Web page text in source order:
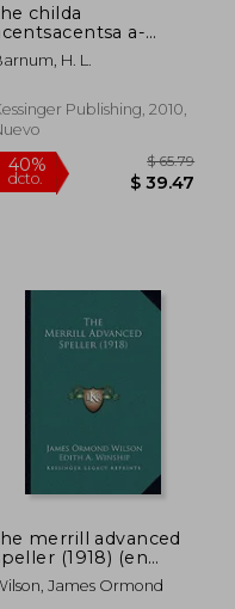
dcto. $
childa
a-
acentss third
of spelling and
H. L.
Publishing, 2010,
merrill advanced
(1918) (en
James Ormond